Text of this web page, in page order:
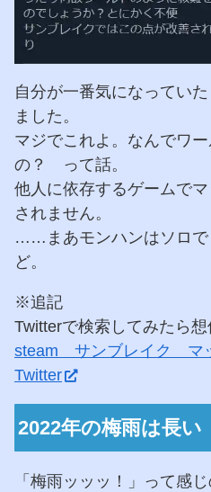
自分が一番気になってい
ました。
マジでこれよ。なんでワ
の？ って話。
他人に依存するゲームで
されません。
……まあモンハンはソロで
ど。
※追記
Twitterで検索してみたら
steam サンブレイク マ
Twitter
2022年の梅雨は長い
「梅雨ッッッ！」って感